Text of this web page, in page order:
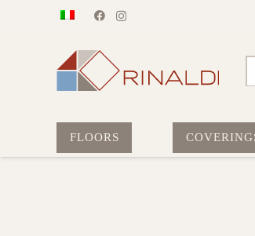
FLOORS